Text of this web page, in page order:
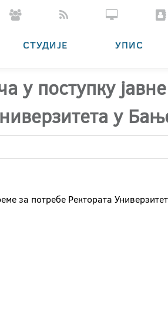
СТУДИЈЕ УПИС
у поступку
у
за потребе Ректората